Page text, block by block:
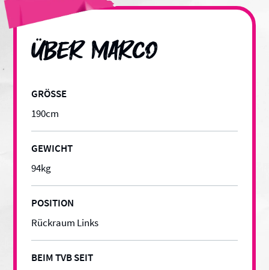
überMarco
GRÖSSE
190cm
GEWICHT
94kg
POSITION
Rückraum Links
BEIM TVB SEIT